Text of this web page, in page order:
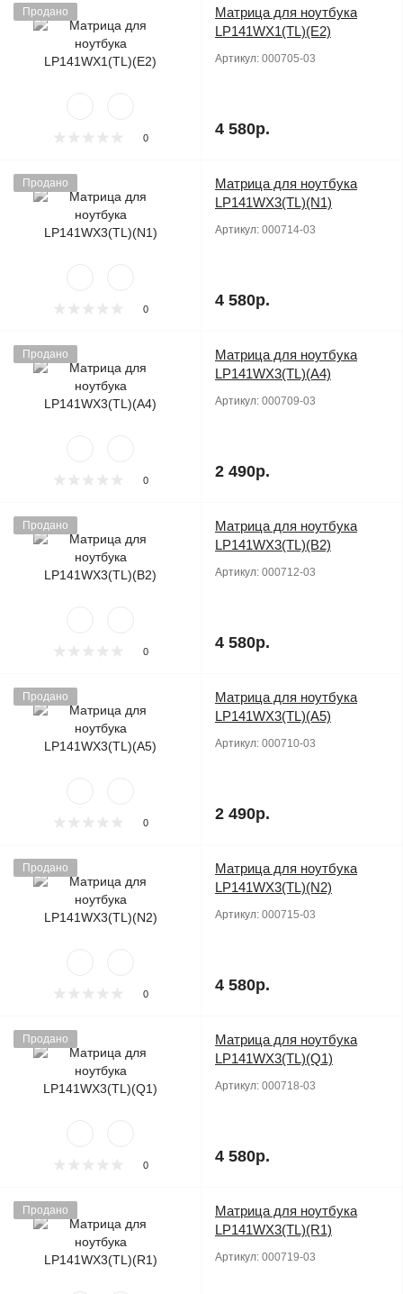
Продано
0
Матрица для ноутбука
LP141WX1(TL)(E2)
Артикул: 000705-03
4 580р.
Продано
0
Матрица для ноутбука
LP141WX3(TL)(N1)
Артикул: 000714-03
4 580р.
Продано
0
Матрица для ноутбука
LP141WX3(TL)(A4)
Артикул: 000709-03
2 490р.
Продано
0
Матрица для ноутбука
LP141WX3(TL)(B2)
Артикул: 000712-03
4 580р.
Продано
0
Матрица для ноутбука
LP141WX3(TL)(A5)
Артикул: 000710-03
2 490р.
Продано
0
Матрица для ноутбука
LP141WX3(TL)(N2)
Артикул: 000715-03
4 580р.
Продано
0
Матрица для ноутбука
LP141WX3(TL)(Q1)
Артикул: 000718-03
4 580р.
Продано
Матрица для ноутбука
LP141WX3(TL)(R1)
Артикул: 000719-03